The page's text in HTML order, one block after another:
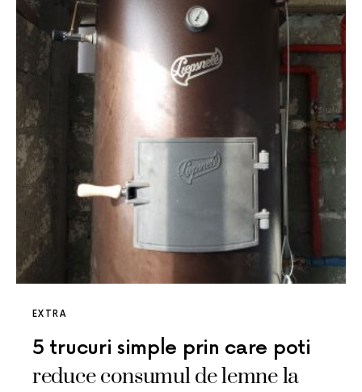
EXTRA
5 trucuri simple prin care poti
reduce consumul de lemne la